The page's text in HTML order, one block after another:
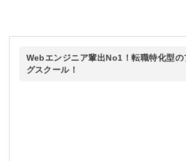
Webエンジニア輩出No1！転職特化型の
グスクール！